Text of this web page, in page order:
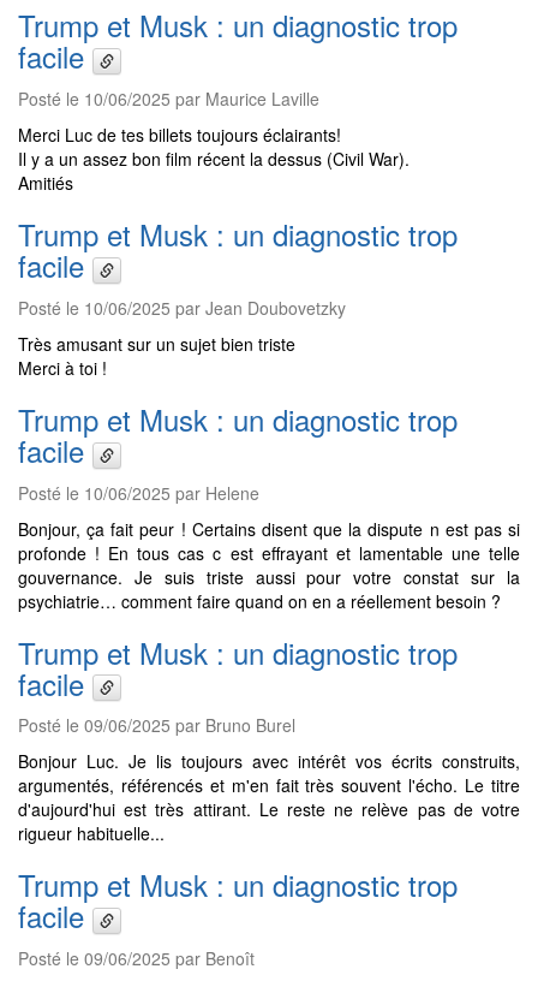
Trump et Musk : un diagnostic trop
facile
Posté le 10/06/2025 par Maurice Laville
Merci Luc de tes billets toujours éclairants!
Il y a un assez bon film récent la dessus (Civil War).
Amitiés
Trump et Musk : un diagnostic trop
facile
Posté le 10/06/2025 par Jean Doubovetzky
Très amusant sur un sujet bien triste
Merci à toi !
Trump et Musk : un diagnostic trop
facile
Posté le 10/06/2025 par Helene
Bonjour, ça fait peur ! Certains disent que la dispute n est pas si
profonde ! En tous cas c est effrayant et lamentable une telle
gouvernance. Je suis triste aussi pour votre constat sur la
psychiatrie… comment faire quand on en a réellement besoin ?
Trump et Musk : un diagnostic trop
facile
Posté le 09/06/2025 par Bruno Burel
Bonjour Luc. Je lis toujours avec intérêt vos écrits construits,
argumentés, référencés et m'en fait très souvent l'écho. Le titre
d'aujourd'hui est très attirant. Le reste ne relève pas de votre
rigueur habituelle...
Trump et Musk : un diagnostic trop
facile
Posté le 09/06/2025 par Benoît